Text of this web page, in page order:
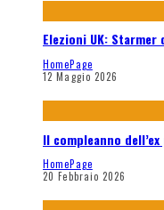
Elezioni UK: Starmer
HomePage
12 Maggio 2026
Il compleanno
HomePage
20 Febbraio 2026